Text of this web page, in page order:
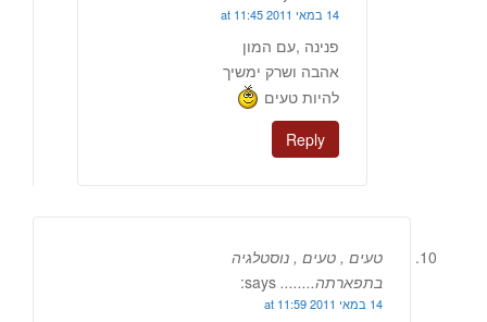
14 במאי 2011 at 11:45
פנינה ,עם המון
אהבה ושרק ימשיך
להיות טעים
Reply
טעים , טעים , נוסטלגיה
בתפארתה........ says:
14 במאי 2011 at 11:59